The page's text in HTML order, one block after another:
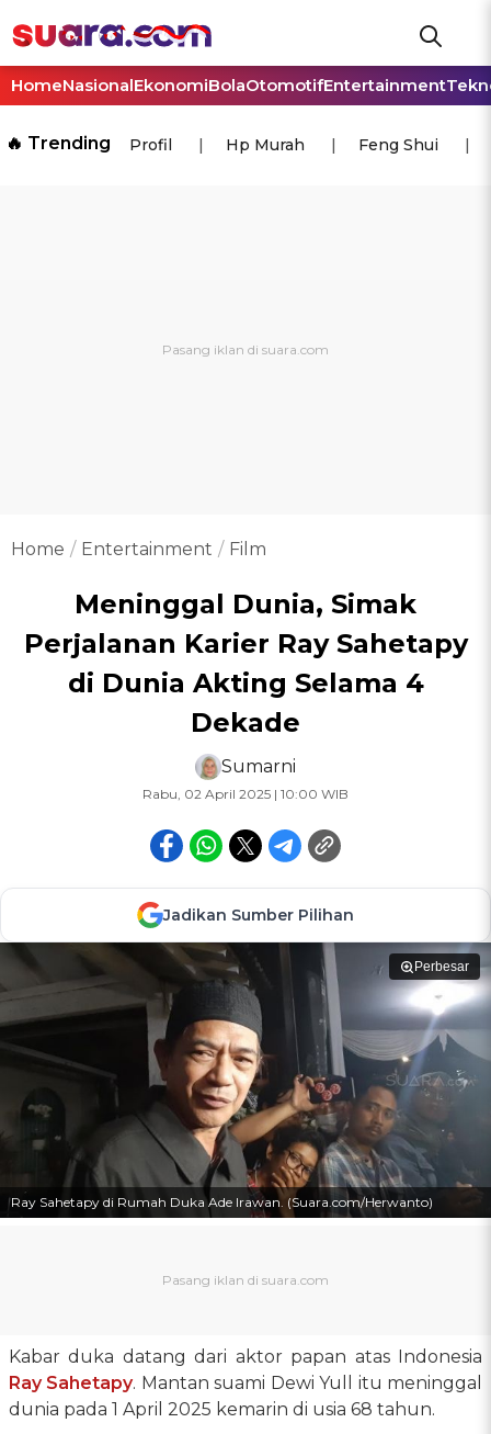
HomeNasionalEkonomiBolaOtomotifEntertainment
🔥 Trending Profil Hp Murah Feng Shui
Home Entertainment Film
Meninggal Dunia, Simak
Perjalanan Karier Ray Sahetapy
di Dunia Akting Selama 4
Dekade
Sumarni
Rabu, 02 April 2025 | 10:00 WIB
Jadikan Sumber Pilihan
Perbesar
Ray Sahetapy di Rumah Duka Ade Irawan. (Suara.com/Herwanto)
Kabar duka datang dari aktor papan atas Indonesia
Ray Sahetapy. Mantan suami Dewi Yull itu meninggal
dunia pada 1 April 2025 kemarin di usia 68 tahun.